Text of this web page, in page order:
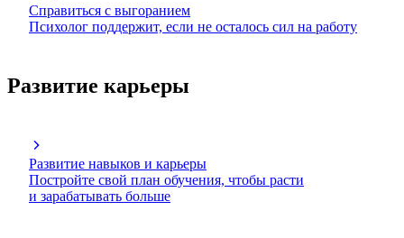
Справиться с выгоранием
Психолог поддержит, если не осталось сил на работу
Развитие карьеры
Развитие навыков и карьеры
Постройте свой план обучения, чтобы расти
и зарабатывать больше